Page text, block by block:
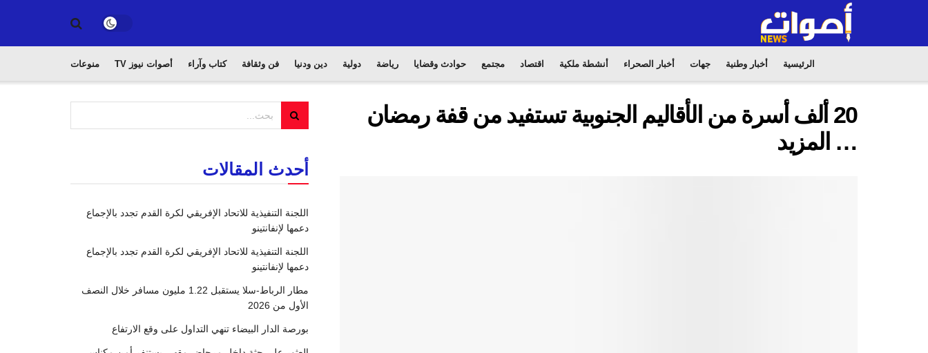
الرئيسية أخبار وطنية جهات أخبار الصحراء أنشطة ملكية اقتصاد مجتمع حوادث وقضايا رياضة دولية دين ودنيا فن وثقافة كتاب وآراء أصوات نيوز TV منوعات
20 ألف أسرة من الأقاليم الجنوبية تستفيد من قفة رمضان
… المزيد
أحدث المقالات
اللجنة التنفيذية للاتحاد الإفريقي لكرة القدم تجدد بالإجماع
دعمها لإنفانتينو
اللجنة التنفيذية للاتحاد الإفريقي لكرة القدم تجدد بالإجماع
دعمها لإنفانتينو
مطار الرباط-سلا يستقبل 1.22 مليون مسافر خلال النصف
الأول من 2026
بورصة الدار البيضاء تنهي التداول على وقع الارتفاع